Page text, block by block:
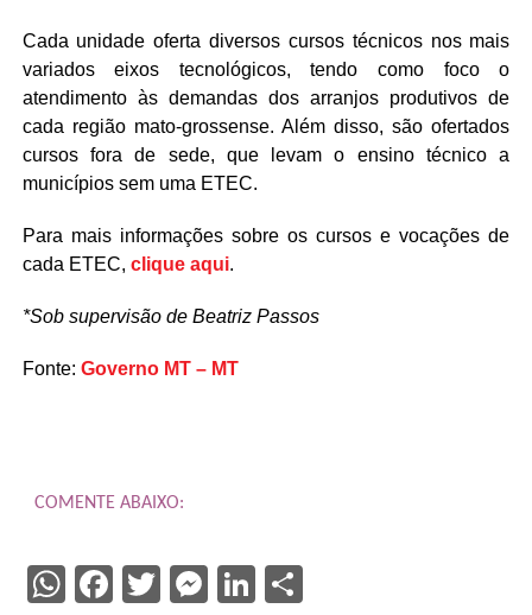
Cada unidade oferta diversos cursos técnicos nos mais
variados eixos tecnológicos, tendo como foco o
atendimento às demandas dos arranjos produtivos de
cada região mato-grossense. Além disso, são ofertados
cursos fora de sede, que levam o ensino técnico a
municípios sem uma ETEC.
Para mais informações sobre os cursos e vocações de
cada ETEC, clique aqui.
*Sob supervisão de Beatriz Passos
Fonte: Governo MT – MT
COMENTE ABAIXO:
WhatsApp
Facebook
Twitter
Messenger
LinkedIn
Share